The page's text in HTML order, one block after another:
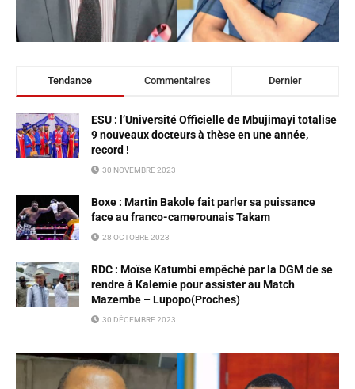
Tendance Commentaires Dernier
ESU : l’Université Officielle de Mbujimayi totalise
9 nouveaux docteurs à thèse en une année,
record !
30 NOVEMBRE 2023
Boxe : Martin Bakole fait parler sa puissance
face au franco-camerounais Takam
28 OCTOBRE 2023
RDC : Moïse Katumbi empêché par la DGM de se
rendre à Kalemie pour assister au Match
Mazembe – Lupopo(Proches)
30 DÉCEMBRE 2023